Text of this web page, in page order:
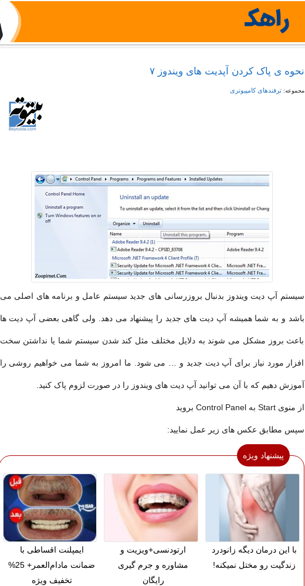
نحوه ی پاک کردن آپدیت های ویندوز ۷
مجموعه:ترفندهای کامپیوتری
سیستم آپ دیت ویندوز بدنبال بروزرسانی های جدید سیستم عامل و برنامه های اصلی می
باشد و به شما همیشه آپ دیت های جدید را پیشنهاد می دهد. ولی گاهی بعضی آپ دیت ها
باعث بروز مشکل می شوند به دلایل مختلف مثل کند شدن سیستم شما یا نداشتن سخت
افزار مورد نیاز برای آپ دیت جدید و … می شود. ما امروز به شما می خواهیم روشی را
آموزش دهیم که با آن می توانید آپ دیت های ویندوز را در صورت لزوم پاک کنید.
از منوی Start به Control Panel بروید
سپس مطابق عکس های زیر عمل نمایید:
پیشنهاد ویژه
با این درمان دیگه زانودرد
زندگیت رو مختل نمیکنه!
ارتودنسی+ویزیت و
مشاوره و جرم گیری
رایگان
ایمپلنت اقساطی با
ضمانت مادام‌العمر+ 25%
تخفیف ویژه